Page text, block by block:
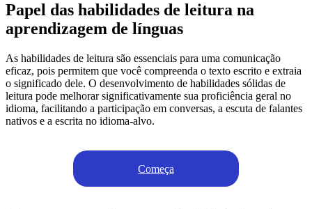
Papel das habilidades de leitura na
aprendizagem de línguas
As habilidades de leitura são essenciais para uma comunicação
eficaz, pois permitem que você compreenda o texto escrito e extraia
o significado dele. O desenvolvimento de habilidades sólidas de
leitura pode melhorar significativamente sua proficiência geral no
idioma, facilitando a participação em conversas, a escuta de falantes
nativos e a escrita no idioma-alvo.
Começa